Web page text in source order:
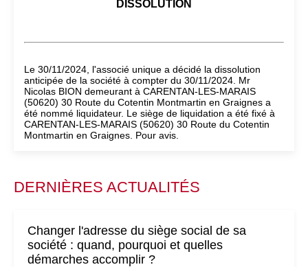
DISSOLUTION
Le 30/11/2024, l'associé unique a décidé la dissolution
anticipée de la société à compter du 30/11/2024. Mr
Nicolas BION demeurant à CARENTAN-LES-MARAIS
(50620) 30 Route du Cotentin Montmartin en Graignes a
été nommé liquidateur. Le siège de liquidation a été fixé à
CARENTAN-LES-MARAIS (50620) 30 Route du Cotentin
Montmartin en Graignes. Pour avis.
DERNIÈRES ACTUALITÉS
Changer l'adresse du siège social de sa
société : quand, pourquoi et quelles
démarches accomplir ?